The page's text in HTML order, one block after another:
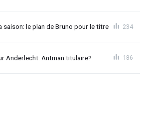
saison: le plan de Bruno pour le titre 234
Anderlecht: Antman titulaire? 186